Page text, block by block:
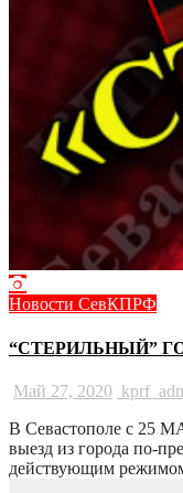
Новости СевКПРФ
“СТЕРИЛЬНЫЙ”
Май 27, 2020
В Севастополе с 25
выезд из города по-
действующим